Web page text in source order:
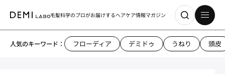
毛髪科学のプロがお届けするヘアケア情報マガジン
人気のキーワード： フローディア デミドゥ うねり 頭皮